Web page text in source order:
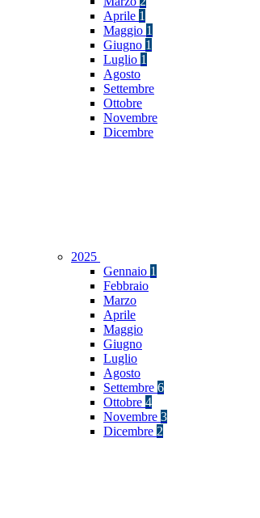
Aprile 1
Maggio 1
Giugno 1
Luglio 1
Agosto
Settembre
Ottobre
Novembre
Dicembre
2025
Gennaio 1
Febbraio
Marzo
Aprile
Maggio
Giugno
Luglio
Agosto
Settembre 6
Ottobre 4
Novembre 3
Dicembre 2